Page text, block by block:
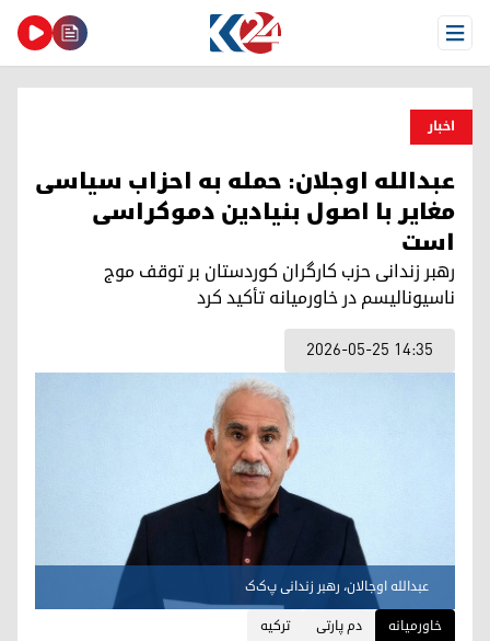
Open Menu
اخبار
عبدالله اوجلان: حمله به احزاب سیاسی
مغایر با اصول بنیادین دموکراسی
است
رهبر زندانی حزب کارگران کوردستان بر توقف موج
ناسیونالیسم در خاورمیانه تأکید کرد
2026-05-25 14:35
عبدالله اوجالان، رهبر زندانی پ‌ک‌ک
خاورمیانه
دم پارتی ترکیه